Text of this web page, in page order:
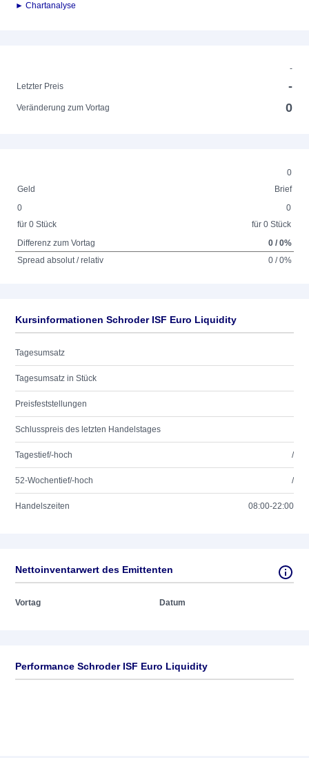
► Chartanalyse
-
Letzter Preis
-
Veränderung zum Vortag 0
0
Geld
Brief
0
für 0 Stück
0
für 0 Stück
Differenz zum Vortag
0 / 0%
Spread absolut / relativ
0 / 0%
Kursinformationen Schroder ISF Euro Liquidity
Tagesumsatz
Tagesumsatz in Stück
Preisfeststellungen
Schlusspreis des letzten Handelstages
Tagestief/-hoch /
52-Wochentief/-hoch /
Handelszeiten 08:00-22:00
Nettoinventarwert des Emittenten
Vortag Datum
Performance Schroder ISF Euro Liquidity